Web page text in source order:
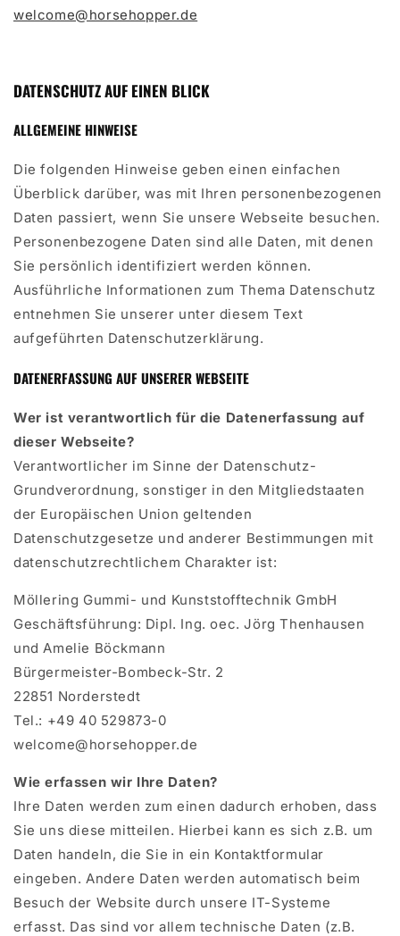
welcome@horsehopper.de
DATENSCHUTZ AUF EINEN BLICK
ALLGEMEINE HINWEISE
Die folgenden Hinweise geben einen einfachen
Überblick darüber, was mit Ihren personenbezogenen
Daten passiert, wenn Sie unsere Webseite besuchen.
Personenbezogene Daten sind alle Daten, mit denen
Sie persönlich identifiziert werden können.
Ausführliche Informationen zum Thema Datenschutz
entnehmen Sie unserer unter diesem Text
aufgeführten Datenschutzerklärung.
DATENERFASSUNG AUF UNSERER WEBSEITE
Wer ist verantwortlich für die Datenerfassung auf
dieser Webseite?
Verantwortlicher im Sinne der Datenschutz-
Grundverordnung, sonstiger in den Mitgliedstaaten
der Europäischen Union geltenden
Datenschutzgesetze und anderer Bestimmungen mit
datenschutzrechtlichem Charakter ist:
Möllering Gummi- und Kunststofftechnik GmbH
Geschäftsführung: Dipl. Ing. oec. Jörg Thenhausen
und Amelie Böckmann
Bürgermeister-Bombeck-Str. 2
22851 Norderstedt
Tel.: +49 40 529873-0
welcome@horsehopper.de
Wie erfassen wir Ihre Daten?
Ihre Daten werden zum einen dadurch erhoben, dass
Sie uns diese mitteilen. Hierbei kann es sich z.B. um
Daten handeln, die Sie in ein Kontaktformular
eingeben. Andere Daten werden automatisch beim
Besuch der Website durch unsere IT-Systeme
erfasst. Das sind vor allem technische Daten (z.B.